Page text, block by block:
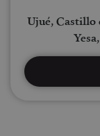
Ujué, Castillo